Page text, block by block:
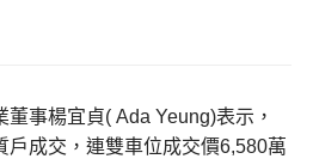
事楊宜貞( Ada Yeung)表示，
戶成交，連雙車位成交價6,580萬